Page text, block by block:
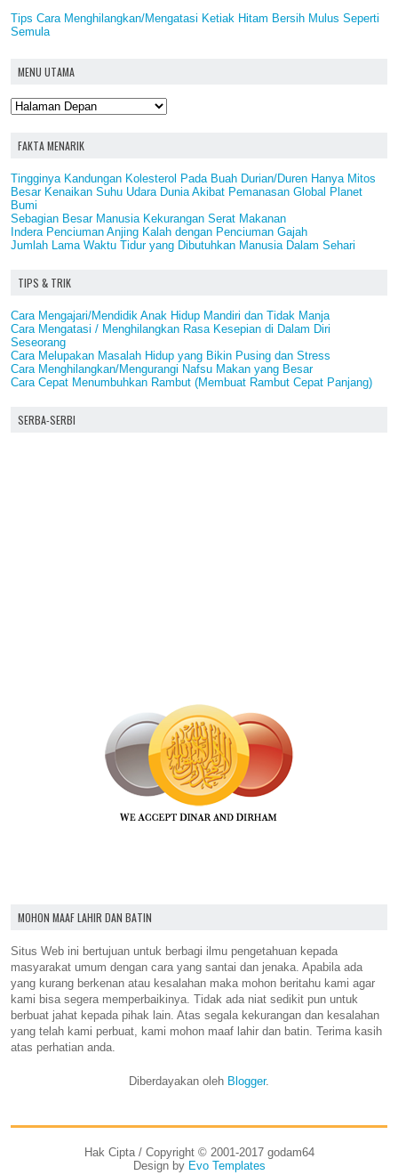
Tips Cara Menghilangkan/Mengatasi Ketiak Hitam Bersih Mulus Seperti
Semula
MENU UTAMA
FAKTA MENARIK
Tingginya Kandungan Kolesterol Pada Buah Durian/Duren Hanya Mitos
Besar Kenaikan Suhu Udara Dunia Akibat Pemanasan Global Planet
Bumi
Sebagian Besar Manusia Kekurangan Serat Makanan
Indera Penciuman Anjing Kalah dengan Penciuman Gajah
Jumlah Lama Waktu Tidur yang Dibutuhkan Manusia Dalam Sehari
TIPS & TRIK
Cara Mengajari/Mendidik Anak Hidup Mandiri dan Tidak Manja
Cara Mengatasi / Menghilangkan Rasa Kesepian di Dalam Diri
Seseorang
Cara Melupakan Masalah Hidup yang Bikin Pusing dan Stress
Cara Menghilangkan/Mengurangi Nafsu Makan yang Besar
Cara Cepat Menumbuhkan Rambut (Membuat Rambut Cepat Panjang)
SERBA-SERBI
MOHON MAAF LAHIR DAN BATIN
Situs Web ini bertujuan untuk berbagi ilmu pengetahuan kepada
masyarakat umum dengan cara yang santai dan jenaka. Apabila ada
yang kurang berkenan atau kesalahan maka mohon beritahu kami agar
kami bisa segera memperbaikinya. Tidak ada niat sedikit pun untuk
berbuat jahat kepada pihak lain. Atas segala kekurangan dan kesalahan
yang telah kami perbuat, kami mohon maaf lahir dan batin. Terima kasih
atas perhatian anda.
Diberdayakan oleh Blogger.
Hak Cipta / Copyright © 2001-2017 godam64
Design by Evo Templates